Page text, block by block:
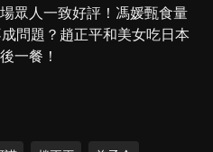
眾人一致好評！馮媛甄食量
問題？趙正平和美女吃日本
一餐！